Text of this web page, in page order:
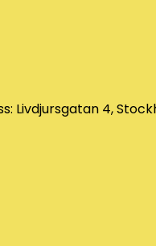
Livdjursgatan 4,